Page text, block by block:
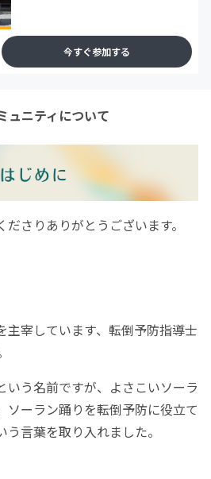
今すぐ参加する
ュニティについて
さりありがとうございます。
主宰しています、転倒予防指導士
いう名前ですが、よさこいソーラ
ソーラン踊りを転倒予防に役立て
言葉を取り入れました。